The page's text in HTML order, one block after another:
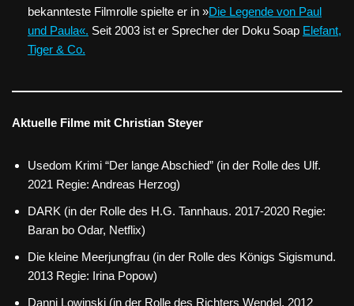
bekannteste Filmrolle spielte er in »Die Legende von Paul
und Paula«. Seit 2003 ist er Sprecher der Doku Soap Elefant,
Tiger & Co.
Aktuelle Filme mit Christian Steyer
Usedom Krimi “Der lange Abschied” (in der Rolle des Ulf.
2021 Regie: Andreas Herzog)
DARK (in der Rolle des H.G. Tannhaus. 2017-2020 Regie:
Baran bo Odar, Netflix)
Die kleine Meerjungfrau (in der Rolle des Königs Sigismund.
2013 Regie: Irina Popow)
Danni Lowinski (in der Rolle des Richters Wendel. 2012